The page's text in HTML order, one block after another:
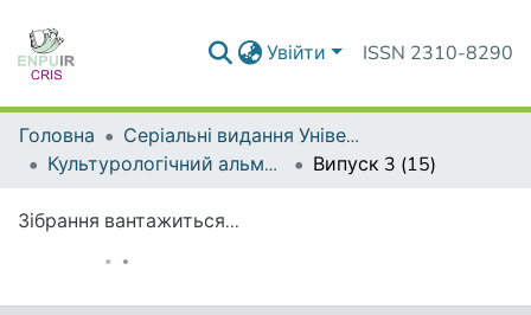
Увійти ISSN 2310-8290
Головна
Серіальні видання Університету
Культурологічний альманах
Випуск 3 (15)
Зібрання вантажиться...